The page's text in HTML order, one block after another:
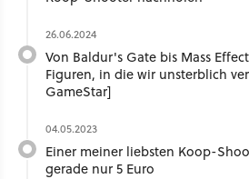
26.06.2024
Von Baldur's Gate bis Mass
Figuren, in die wir unsterblich
GameStar]
04.05.2023
Einer meiner liebsten Koop-
gerade nur 5 Euro